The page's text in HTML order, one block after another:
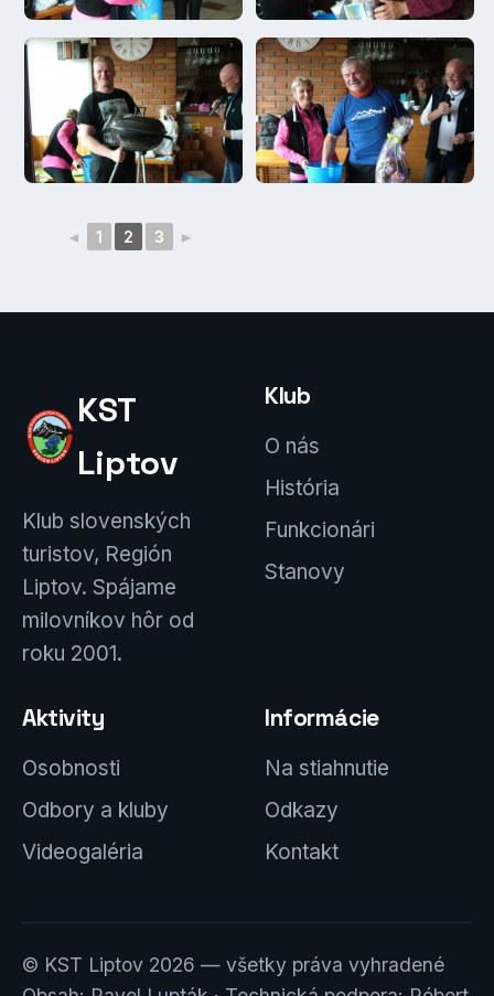
◄ 1 2 3 ►
KST
Liptov
Klub slovenských
turistov, Región
Liptov. Spájame
milovníkov hôr od
roku 2001.
Klub
O nás
História
Funkcionári
Stanovy
Aktivity
Osobnosti
Odbory a kluby
Videogaléria
Informácie
Na stiahnutie
Odkazy
Kontakt
© KST Liptov 2026 — všetky práva vyhradené